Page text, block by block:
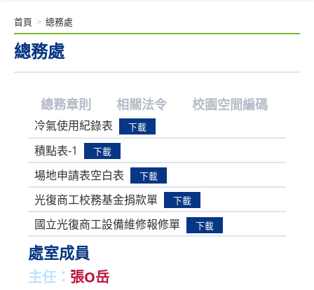
總務處
首頁 > 總務處
總務章則 相關法令 校園空間編碼
冷氣使用紀錄表 下載
積點表-1 下載
場地申請表空白表 下載
光復商工校務基金捐款單 下載
國立光復商工設備維修報修單 下載
處室成員
主任： 張O岳